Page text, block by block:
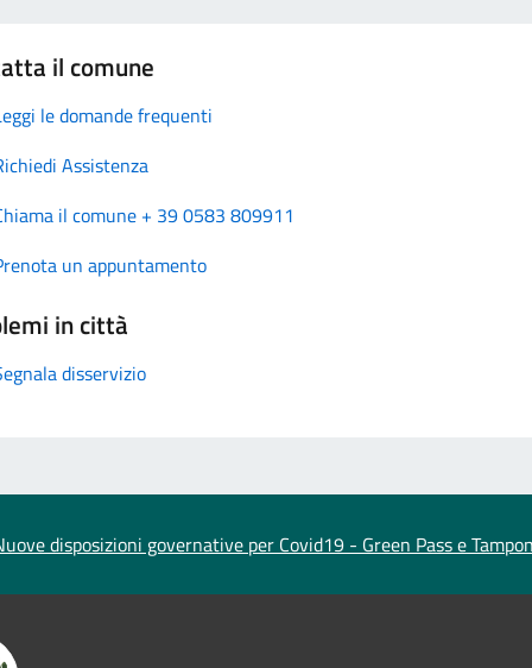
il comune
le domande frequenti
Assistenza
il comune + 39 0583 809911
un appuntamento
in città
disservizio
disposizioni governative per Covid19 - Green Pass e